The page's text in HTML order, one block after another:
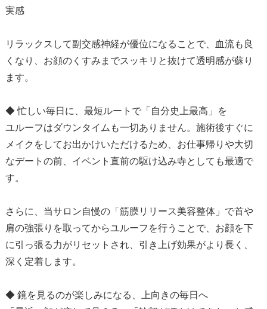
実感
リラックスして副交感神経が優位になることで、血流も良
くなり、お顔のくすみまでスッキリと抜けて透明感が蘇り
ます。
◆ 忙しい毎日に、最短ルートで「自分史上最高」を
ユルーフはダウンタイムも一切ありません。施術後すぐに
メイクをしてお出かけいただけるため、お仕事帰りや大切
なデートの前、イベント直前の駆け込み寺としても最適で
す。
さらに、当サロン自慢の「筋膜リリース美容整体」で首や
肩の強張りを取ってからユルーフを行うことで、お顔を下
に引っ張る力がリセットされ、引き上げ効果がより長く、
深く定着します。
◆ 鏡を見るのが楽しみになる、上向きの毎日へ